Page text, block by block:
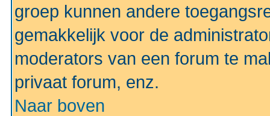
groep kunnen andere
gemakkelijk voor de
moderators van een forum te
privaat forum, enz.
Naar boven